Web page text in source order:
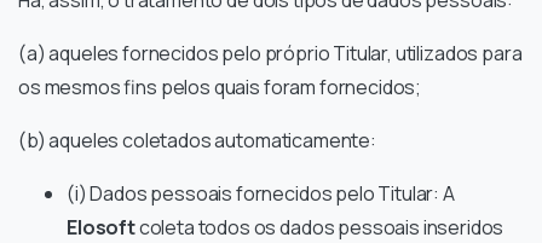
(a) aqueles fornecidos pelo próprio Titular, utilizados para
os mesmos fins pelos quais foram fornecidos;
(b) aqueles coletados automaticamente:
(i) Dados pessoais fornecidos pelo Titular: A
Elosoftcoleta todos os dados pessoais inseridos